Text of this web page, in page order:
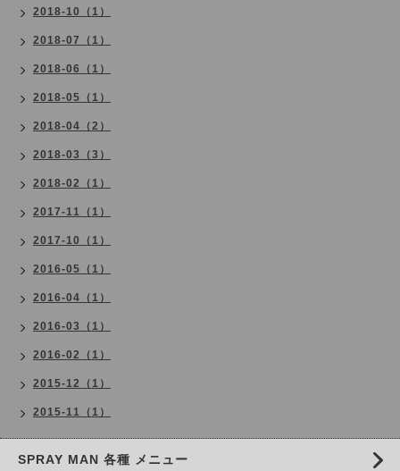
2018-10（1）
2018-07（1）
2018-06（1）
2018-05（1）
2018-04（2）
2018-03（3）
2018-02（1）
2017-11（1）
2017-10（1）
2016-05（1）
2016-04（1）
2016-03（1）
2016-02（1）
2015-12（1）
2015-11（1）
SPRAY MAN 各種 メニュー